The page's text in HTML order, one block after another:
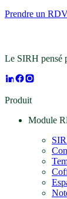
Prendre un
Le SIRH pensé
Produit
Module